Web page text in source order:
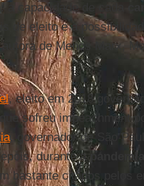
capacidade de cada
de eleito e a
de Menos Marx,
, eleito em 2018
sofreu impeachment
, governador de São
durante apandemia
bastante citados pelos